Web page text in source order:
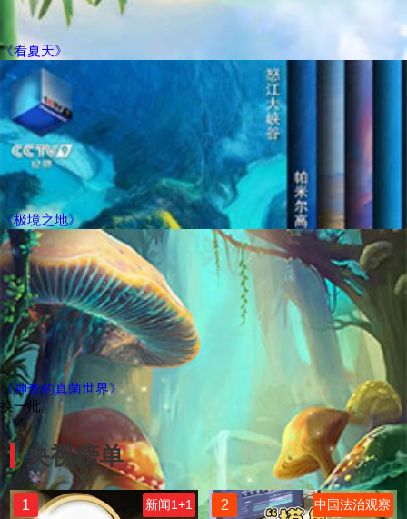
《看夏天》
《极境之地》
《神奇的真菌世界》
换一批
央视榜单
1 新闻1+1 2 中国法治观察